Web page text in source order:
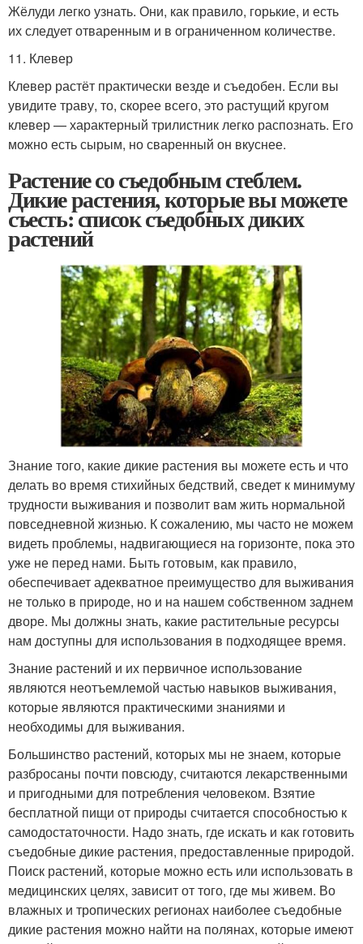
Жёлуди легко узнать. Они, как правило, горькие, и есть
их следует отваренным и в ограниченном количестве.
11. Клевер
Клевер растёт практически везде и съедобен. Если вы
увидите траву, то, скорее всего, это растущий кругом
клевер — характерный трилистник легко распознать. Его
можно есть сырым, но сваренный он вкуснее.
Растение со съедобным стеблем.
Дикие растения, которые вы можете
съесть: список съедобных диких
растений
Знание того, какие дикие растения вы можете есть и что
делать во время стихийных бедствий, сведет к минимуму
трудности выживания и позволит вам жить нормальной
повседневной жизнью. К сожалению, мы часто не можем
видеть проблемы, надвигающиеся на горизонте, пока это
уже не перед нами. Быть готовым, как правило,
обеспечивает адекватное преимущество для выживания
не только в природе, но и на нашем собственном заднем
дворе. Мы должны знать, какие растительные ресурсы
нам доступны для использования в подходящее время.
Знание растений и их первичное использование
являются неотъемлемой частью навыков выживания,
которые являются практическими знаниями и
необходимы для выживания.
Большинство растений, которых мы не знаем, которые
разбросаны почти повсюду, считаются лекарственными
и пригодными для потребления человеком. Взятие
бесплатной пищи от природы считается способностью к
самодостаточности. Надо знать, где искать и как готовить
съедобные дикие растения, предоставленные природой.
Поиск растений, которые можно есть или использовать в
медицинских целях, зависит от того, где мы живем. Во
влажных и тропических регионах наиболее съедобные
дикие растения можно найти на полянах, которые имеют